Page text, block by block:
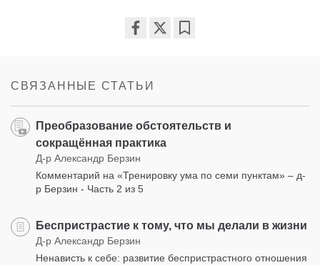
СВЯЗАННЫЕ СТАТЬИ
Преобразование обстоятельств и
сокращённая практика
Д-р Александр Берзин
Комментарий на «Тренировку ума по семи пунктам» – д-
р Берзин - Часть 2 из 5
Беспристрастие к тому, что мы делали в жизни
Д-р Александр Берзин
Ненависть к себе: развитие беспристрастного отношения